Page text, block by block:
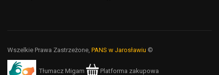
Wszelkie Prawa Zastrzeżone, PANS w Jarosławiu ©
Tłumacz Migam Platforma zakupowa